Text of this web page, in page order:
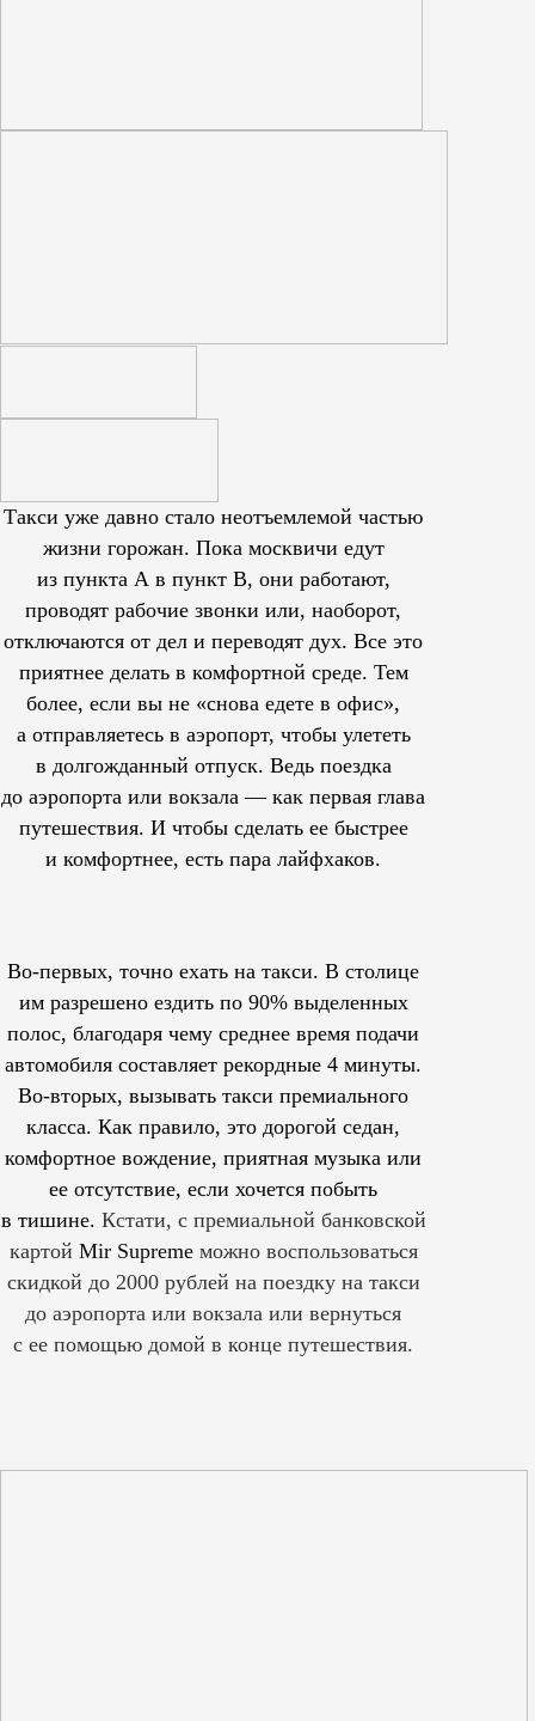
Такси уже давно стало неотъемлемой частью
жизни горожан. Пока москвичи едут
из пункта А в пункт В, они работают,
проводят рабочие звонки или, наоборот,
отключаются от дел и переводят дух. Все это
приятнее делать в комфортной среде. Тем
более, если вы не «снова едете в офис»,
а отправляетесь в аэропорт, чтобы улететь
в долгожданный отпуск. Ведь поездка
до аэропорта или вокзала — как первая глава
путешествия. И чтобы сделать ее быстрее
и комфортнее, есть пара лайфхаков.
Во-первых, точно ехать на такси. В столице
им разрешеноездить по 90% выделенных
полос, благодаря чему среднее время подачи
автомобиля составляет рекордные 4 минуты.
Во-вторых, вызывать такси премиального
класса. Как правило, это дорогой седан,
комфортное вождение, приятная музыка или
ее отсутствие, если хочется побыть
в тишине. Кстати, с премиальной банковской
картой Mir Supreme можно воспользоваться
скидкой до 2000 рублей на поездку на такси
до аэропорта или вокзала или вернуться
с ее помощью домой в конце путешествия.